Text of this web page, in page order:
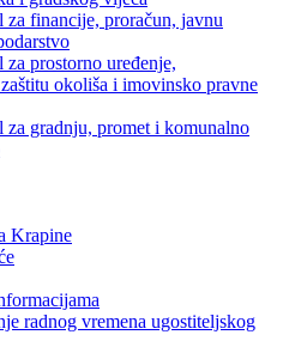
financije, proračun, javnu
prostorno uređenje,
okoliša i imovinsko pravne
za gradnju, promet i komunalno
Krapine
radnog vremena ugostiteljskog